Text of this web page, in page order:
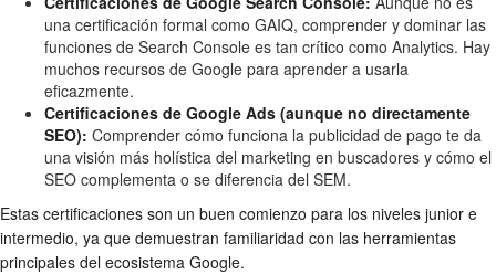
una certificación formal como GAIQ, comprender y dominar las
funciones de Search Console es tan crítico como Analytics. Hay
muchos recursos de Google para aprender a usarla
eficazmente.
Certificaciones de Google Ads (aunque no directamente
SEO): Comprender cómo funciona la publicidad de pago te da
una visión más holística del marketing en buscadores y cómo el
SEO complementa o se diferencia del SEM.
Estas certificaciones son un buen comienzo para los niveles junior e
intermedio, ya que demuestran familiaridad con las herramientas
principales del ecosistema Google.